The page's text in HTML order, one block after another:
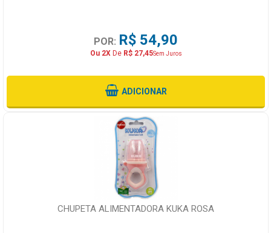
POR: R$ 54,90
Ou 2XDe R$ 27,45Sem Juros
ADICIONAR
CHUPETA ALIMENTADORA KUKA ROSA